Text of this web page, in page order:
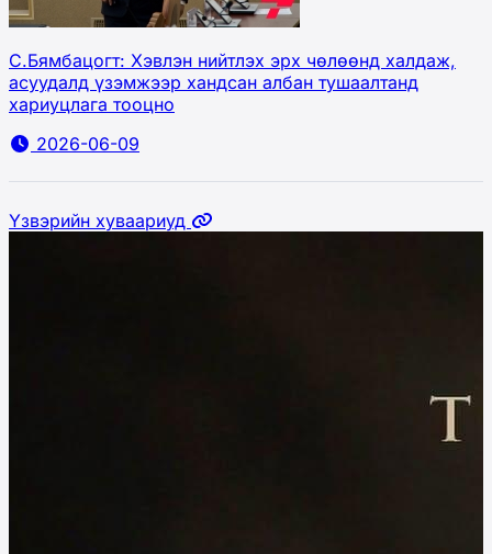
С.Бямбацогт: Хэвлэн нийтлэх эрх чөлөөнд халдаж,
асуудалд үзэмжээр хандсан албан тушаалтанд
хариуцлага тооцно
2026-06-09
Үзвэрийн хуваариуд